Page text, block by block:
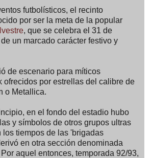
futbolísticos, el recinto
por ser la meta de la popular
, que se celebra el 31 de
un marcado carácter festivo y
de escenario para míticos
ofrecidos por estrellas del calibre de
o Metallica.
en el fondo del estadio hubo
y símbolos de otros grupos ultras
los tiempos de las 'brigadas
en otra sección denominada
aquel entonces, temporada 92/93,